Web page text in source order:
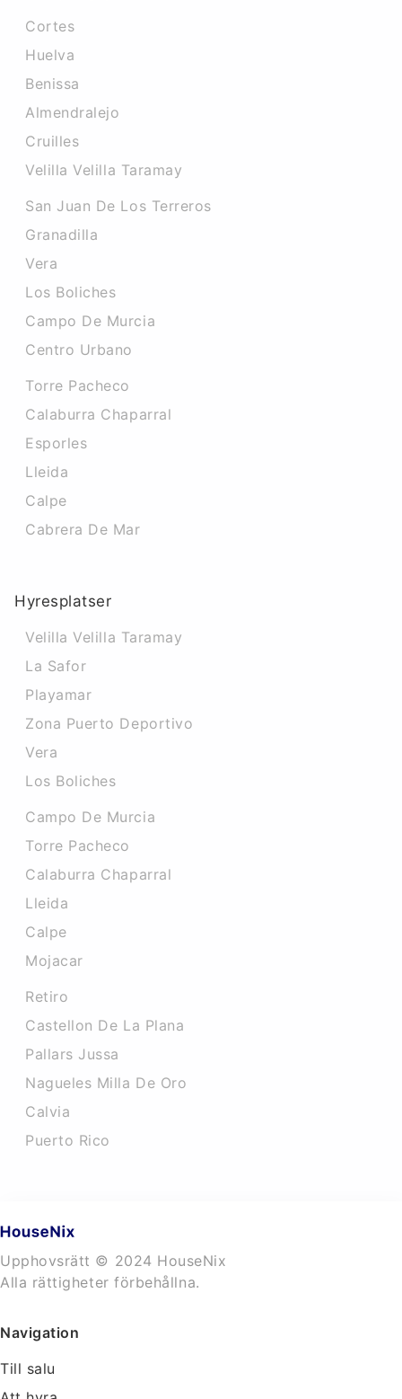
Cortes
Huelva
Benissa
Almendralejo
Cruilles
Velilla Velilla Taramay
San Juan De Los Terreros
Granadilla
Vera
Los Boliches
Campo De Murcia
Centro Urbano
Torre Pacheco
Calaburra Chaparral
Esporles
Lleida
Calpe
Cabrera De Mar
Hyresplatser
Velilla Velilla Taramay
La Safor
Playamar
Zona Puerto Deportivo
Vera
Los Boliches
Campo De Murcia
Torre Pacheco
Calaburra Chaparral
Lleida
Calpe
Mojacar
Retiro
Castellon De La Plana
Pallars Jussa
Nagueles Milla De Oro
Calvia
Puerto Rico
Upphovsrätt © 2024 HouseNix
Alla rättigheter förbehållna.
Navigation
Till salu